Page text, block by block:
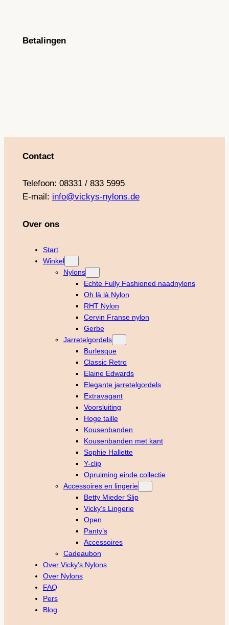
Betalingen
Contact
Telefoon: 08331 / 833 5995
E-mail: info@vickys-nylons.de
Over ons
Start
Winkel
Nylons
Echte Fully Fashioned naadnylons
Oh là là Nylon
RHT Nylon
Cervin Franse nylon
Gerbe
Jarretelgordels
Burlesque
Classic Retro
Elaine Edwards
Elegante jarretelgordels
Extravagant
Voorsluiting
Hoge taille
Kousenbanden
Kousenbanden met kant
Sophie Hallette
Y-clip
Opruiming einde collectie
Accessoires en lingerie
Betty Mieder Slip
Vicky’s Lingerie
Open
Panty’s
Accessoires
Cadeaubon
Over Vicky’s Nylons
Over Nylons
FAQ
Pers
Blog